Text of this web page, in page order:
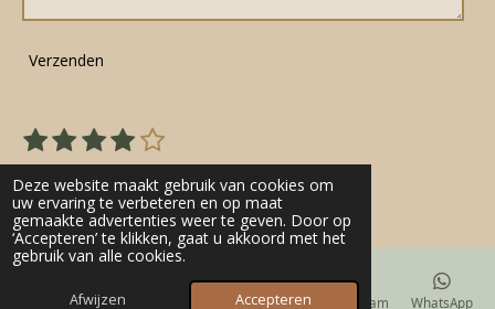
Deze website maakt gebruik van cookies om
uw ervaring te verbeteren en op maat
gemaakte advertenties weer te geven. Door op
‘Accepteren’ te klikken, gaat u akkoord met het
gebruik van alle cookies.
Afwijzen Accepteren
Verzenden
R
a
t
i
n
1
s
t
e
r
2
s
t
e
r
r
3
s
t
e
r
r
e
4
s
t
e
r
r
e
5
s
t
e
r
r
S
e
m
m
e
n
22 stemmen
E-mailadres Telefoonnummer Kaart Instagram WhatsApp